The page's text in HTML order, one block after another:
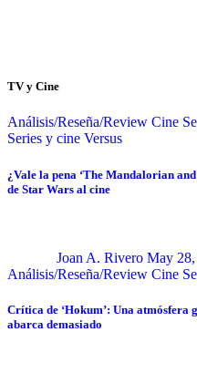
TV y Cine
Análisis/Reseña/Review Cine
Series y cine Versus
¿Vale la pena ‘The Mandalorian
de Star Wars al cine
Joan A. Rivero May
Análisis/Reseña/Review Cine
Crítica de ‘Hokum’: Una
abarca demasiado